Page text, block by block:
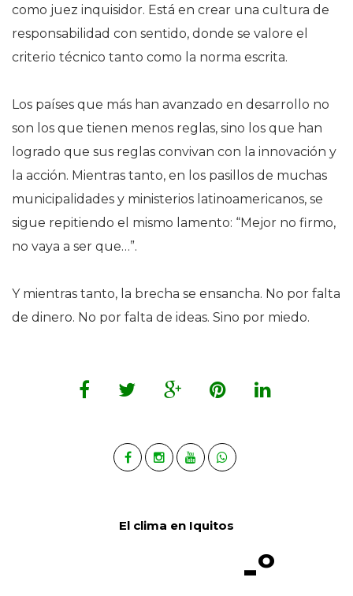
como juez inquisidor. Está en crear una cultura de
responsabilidad con sentido, donde se valore el
criterio técnico tanto como la norma escrita.
Los países que más han avanzado en desarrollo no
son los que tienen menos reglas, sino los que han
logrado que sus reglas convivan con la innovación y
la acción. Mientras tanto, en los pasillos de muchas
municipalidades y ministerios latinoamericanos, se
sigue repitiendo el mismo lamento: “Mejor no firmo,
no vaya a ser que…”.
Y mientras tanto, la brecha se ensancha. No por falta
de dinero. No por falta de ideas. Sino por miedo.
El clima en Iquitos
-º